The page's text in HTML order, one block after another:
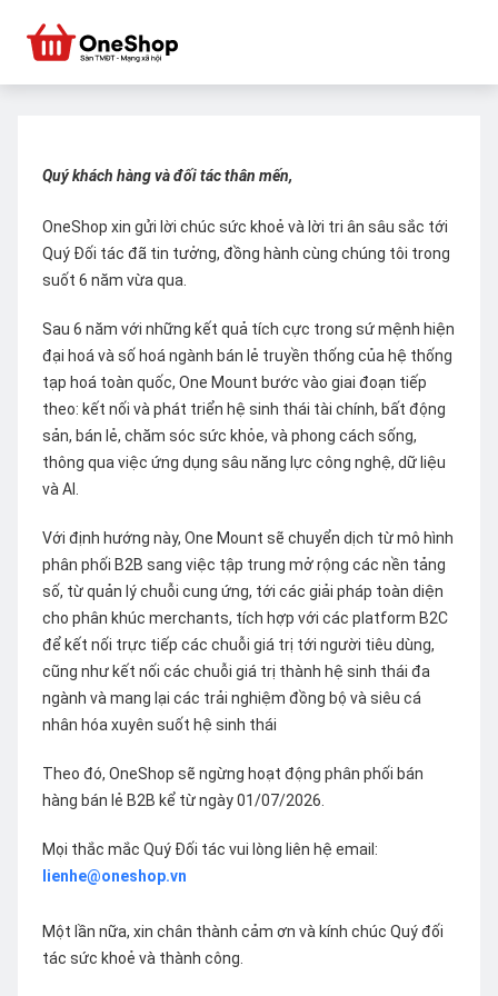
Quý khách hàng và đối tác thân mến,
OneShop xin gửi lời chúc sức khoẻ và lời tri ân sâu sắc tới
Quý Đối tác đã tin tưởng, đồng hành cùng chúng tôi trong
suốt 6 năm vừa qua.
Sau 6 năm với những kết quả tích cực trong sứ mệnh hiện
đại hoá và số hoá ngành bán lẻ truyền thống của hệ thống
tạp hoá toàn quốc, One Mount bước vào giai đoạn tiếp
theo: kết nối và phát triển hệ sinh thái tài chính, bất động
sản, bán lẻ, chăm sóc sức khỏe, và phong cách sống,
thông qua việc ứng dụng sâu năng lực công nghệ, dữ liệu
và AI.
Với định hướng này, One Mount sẽ chuyển dịch từ mô hình
phân phối B2B sang việc tập trung mở rộng các nền tảng
số, từ quản lý chuỗi cung ứng, tới các giải pháp toàn diện
cho phân khúc merchants, tích hợp với các platform B2C
để kết nối trực tiếp các chuỗi giá trị tới người tiêu dùng,
cũng như kết nối các chuỗi giá trị thành hệ sinh thái đa
ngành và mang lại các trải nghiệm đồng bộ và siêu cá
nhân hóa xuyên suốt hệ sinh thái
Theo đó, OneShop sẽ ngừng hoạt động phân phối bán
hàng bán lẻ B2B kể từ ngày 01/07/2026.
Mọi thắc mắc Quý Đối tác vui lòng liên hệ email:
lienhe@oneshop.vn
Một lần nữa, xin chân thành cảm ơn và kính chúc Quý đối
tác sức khoẻ và thành công.